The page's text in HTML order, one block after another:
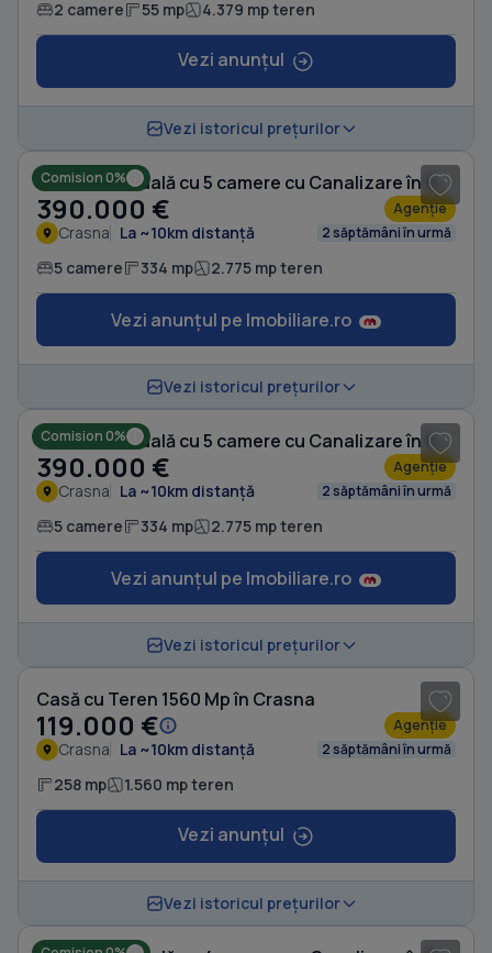
2 camere 55 mp 4.379 mp teren
Vezi anunțul
Vezi istoricul prețurilor
Comision 0% Casă individuală cu 5 camere cu Canalizare în Crasna
390.000 € Agenție
Crasna La ~10km distanță 2 săptămâni în urmă
5 camere 334 mp 2.775 mp teren
Vezi anunțul pe Imobiliare.ro
Vezi istoricul prețurilor
Comision 0% Casă individuală cu 5 camere cu Canalizare în Crasna
390.000 € Agenție
Crasna La ~10km distanță 2 săptămâni în urmă
5 camere 334 mp 2.775 mp teren
Vezi anunțul pe Imobiliare.ro
Vezi istoricul prețurilor
Casă cu Teren 1560 Mp în Crasna
119.000 € Agenție
Crasna La ~10km distanță 2 săptămâni în urmă
258 mp 1.560 mp teren
Vezi anunțul
Vezi istoricul prețurilor